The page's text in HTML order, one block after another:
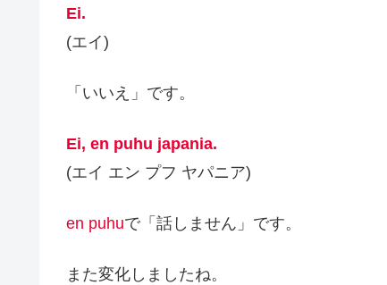
Ei.
(エイ)
「いいえ」です。
Ei, en puhu japania.
(エイ エン プフ ヤパニア)
en puhuで「話しません」です。
また変化しましたね。